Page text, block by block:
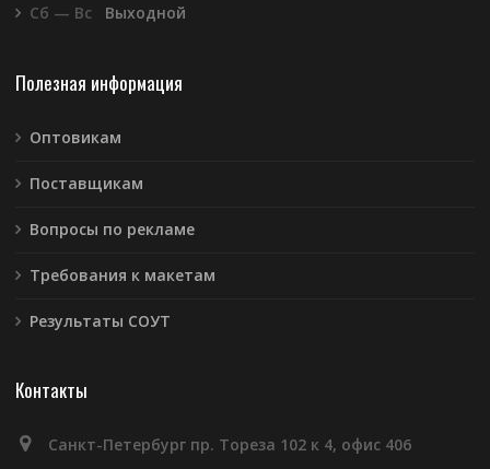
Сб — Вс Выходной
Полезная информация
Оптовикам
Поставщикам
Вопросы по рекламе
Требования к макетам
Результаты СОУТ
Контакты
Санкт-Петербург пр. Тореза 102 к 4, офис 406